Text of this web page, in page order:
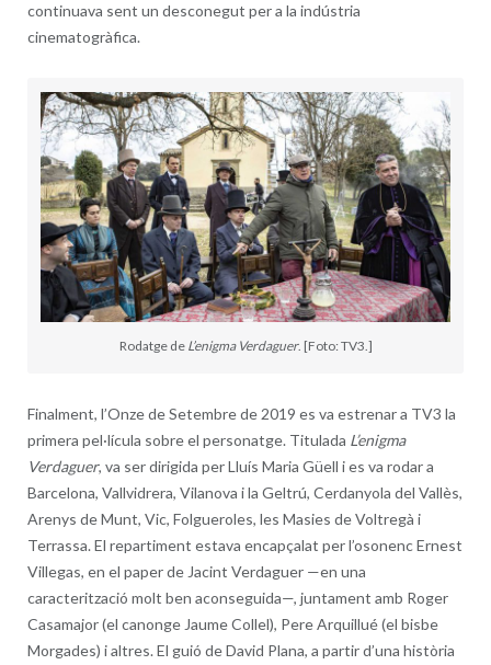
continuava sent un desconegut per a la indústria
cinematogràfica.
Rodatge de L’enigma Verdaguer. [Foto: TV3.]
Finalment, l’Onze de Setembre de 2019 es va estrenar a TV3 la
primera pel·lícula sobre el personatge. Titulada L’enigma
Verdaguer, va ser dirigida per Lluís Maria Güell i es va rodar a
Barcelona, Vallvidrera, Vilanova i la Geltrú, Cerdanyola del Vallès,
Arenys de Munt, Vic, Folgueroles, les Masies de Voltregà i
Terrassa. El repartiment estava encapçalat per l’osonenc Ernest
Villegas, en el paper de Jacint Verdaguer —en una
caracterització molt ben aconseguida—, juntament amb Roger
Casamajor (el canonge Jaume Collel), Pere Arquillué (el bisbe
Morgades) i altres. El guió de David Plana, a partir d’una història